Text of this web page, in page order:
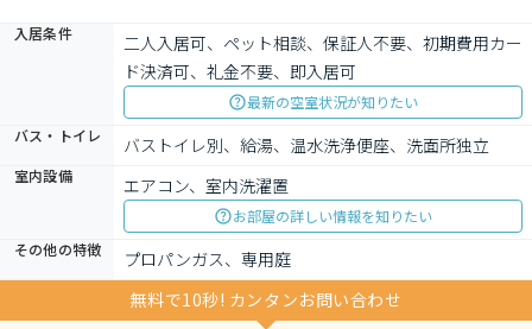
入居条件
二人入居可、ペット相談、保証人不要、初期費用カー
ド決済可、礼金不要、即入居可
最新の空室状況が知りたい
バス・トイレ
バストイレ別、給湯、温水洗浄便座、洗面所独立
室内設備 エアコン、室内洗濯置
お部屋の詳しい情報を知りたい
その他の特徴
プロパンガス、専用庭
無料で10秒! カンタンお問い合わせ